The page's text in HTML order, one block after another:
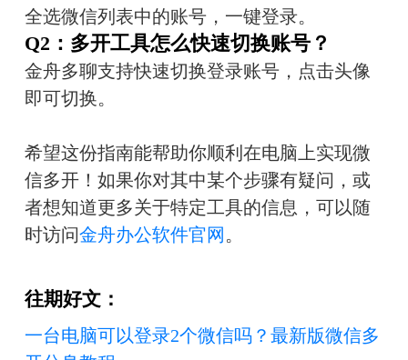
全选微信列表中的账号，一键登录。
Q2：多开工具怎么快速切换账号？
金舟多聊支持快速切换登录账号，点击头像
即可切换。
希望这份指南能帮助你顺利在电脑上实现微
信多开！如果你对其中某个步骤有疑问，或
者想知道更多关于特定工具的信息，可以随
时访问金舟办公软件官网 。
往期好文：
一台电脑可以登录2个微信吗？最新版微信多